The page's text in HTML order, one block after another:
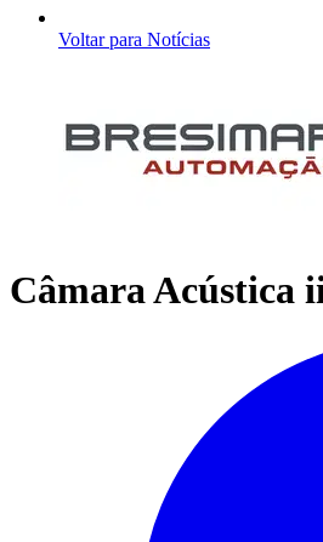
Voltar para Notícias
Câmara Acústica